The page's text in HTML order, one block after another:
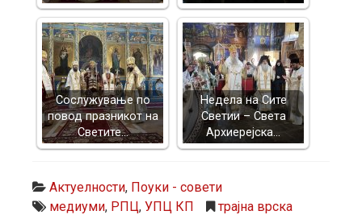
Сослужување по
повод празникот на
Светите…
Недела на Сите
Светии – Света
Архиерејска…
Актуелности, Поуки - совети
медиуми, РПЦ, УПЦ КП трајна врска